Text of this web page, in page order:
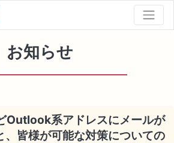
お知らせ
Outlook系アドレスにメールが
、皆様が可能な対策についての